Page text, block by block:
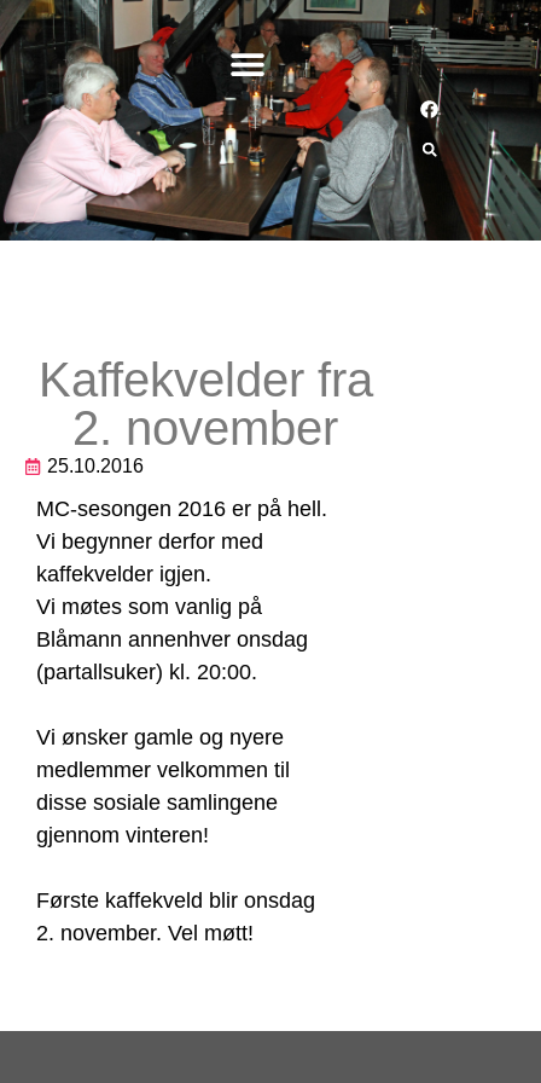
Kaffekvelder fra
2. november
25.10.2016
MC-sesongen 2016 er på hell.
Vi begynner derfor med
kaffekvelder igjen.
Vi møtes som vanlig på
Blåmann annenhver onsdag
(partallsuker) kl. 20:00.
Vi ønsker gamle og nyere
medlemmer velkommen til
disse sosiale samlingene
gjennom vinteren!
Første kaffekveld blir onsdag
2. november. Vel møtt!